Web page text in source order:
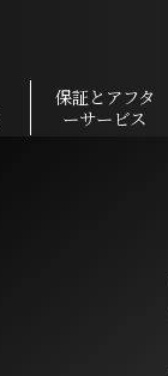
保証とアフタ
ーサービス